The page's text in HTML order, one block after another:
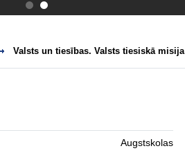
.
Valsts un tiesības. Valsts tiesiskā misija
Augstskolas